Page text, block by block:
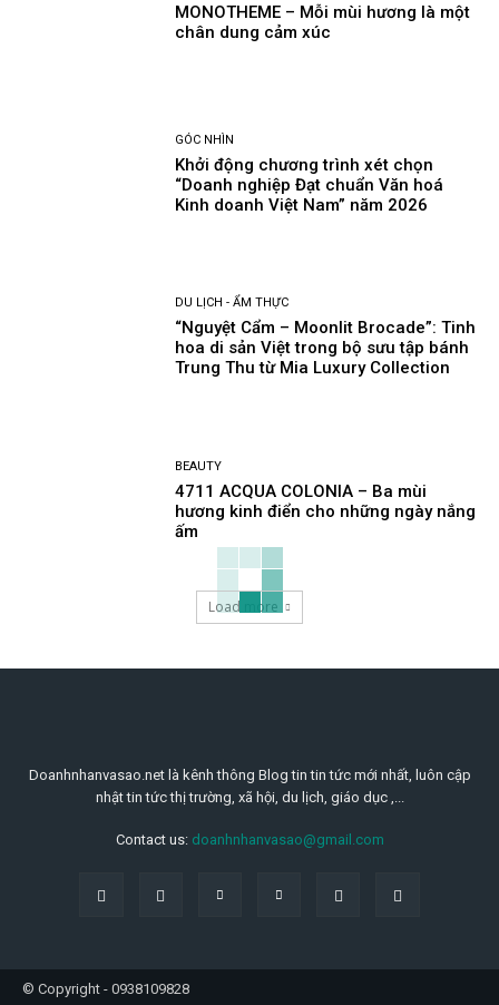
MONOTHEME – Mỗi mùi hương là một
chân dung cảm xúc
GÓC NHÌN
Khởi động chương trình xét chọn
“Doanh nghiệp Đạt chuẩn Văn hoá
Kinh doanh Việt Nam” năm 2026
DU LỊCH - ẨM THỰC
“Nguyệt Cẩm – Moonlit Brocade”: Tinh
hoa di sản Việt trong bộ sưu tập bánh
Trung Thu từ Mia Luxury Collection
BEAUTY
4711 ACQUA COLONIA – Ba mùi
hương kinh điển cho những ngày nắng
ấm
Load more
Doanhnhanvasao.net là kênh thông Blog tin tin tức mới nhất, luôn cập
nhật tin tức thị trường, xã hội, du lịch, giáo dục ,...
Contact us: doanhnhanvasao@gmail.com
© Copyright - 0938109828